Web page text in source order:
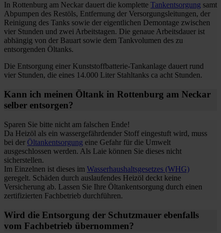
In Rottenburg am Neckar dauert die komplette Tankentsorgung samt
Abpumpen des Restöls, Entfernung der Versorgungsleitungen, der
Reinigung des Tanks sowie der eigentlichen Demontage zwischen
vier Stunden und zwei Arbeitstagen. Die genaue Arbeitsdauer ist
abhängig von der Bauart sowie dem Tankvolumen des zu
entsorgenden Öltanks.
Die Entsorgung einer Kunststoffbatterie-Tankanlage dauert rund
vier Stunden, die eines 14.000 Liter Stahltanks ca acht Stunden.
Kann ich meinen Öltank in Rottenburg am Neckar
selber entsorgen?
Sparen Sie bitte nicht am falschen Ende!
Da Heizöl als ein wassergefährdender Stoff eingestuft wird, muss
bei der Öltankentsorgung eine Gefahr für die Umwelt
ausgeschlossen werden. Als Laie können Sie dieses nicht
sicherstellen.
Im Einzelnen ist dieses im Wasserhaushaltsgesetzes (WHG)
geregelt. Schäden durch auslaufendes Heizöl deckt keine
Versicherung ab. Lassen Sie Ihre Öltankentsorgung durch einen
zertifizierten Fachbetrieb durchführen.
Wird die Entsorgung der Schutzmauer ebenfalls
vom Fachbetrieb übernommen?